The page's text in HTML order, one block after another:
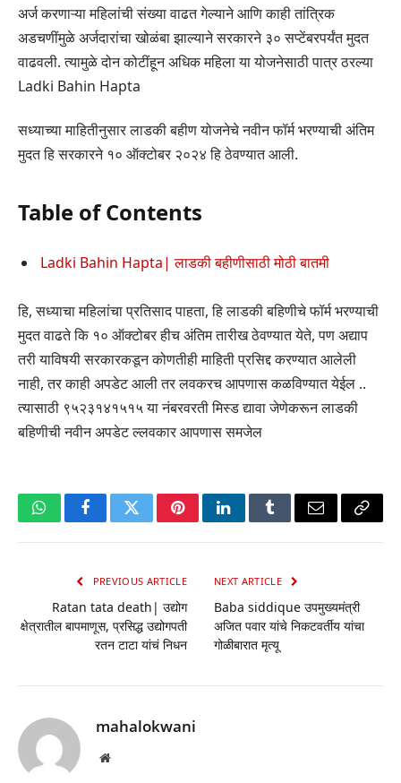
अर्ज करणाऱ्या महिलांची संख्या वाढत गेल्याने आणि काही तांत्रिक
अडचणींमुळे अर्जदारांचा खोळंबा झाल्याने सरकारने ३० सप्टेंबरपर्यंत मुदत
वाढवली. त्यामुळे दोन कोटींहून अधिक महिला या योजनेसाठी पात्र ठरल्या
Ladki Bahin Hapta
सध्याच्या माहितीनुसार लाडकी बहीण योजनेचे नवीन फॉर्म भरण्याची अंतिम
मुदत हि सरकारने १० ऑक्टोबर २०२४ हि ठेवण्यात आली.
Table of Contents
Ladki Bahin Hapta| लाडकी बहीणीसाठी मोठी बातमी
हि, सध्याचा महिलांचा प्रतिसाद पाहता, हि लाडकी बहिणीचे फॉर्म भरण्याची
मुदत वाढते कि १० ऑक्टोबर हीच अंतिम तारीख ठेवण्यात येते, पण अद्याप
तरी याविषयी सरकारकडून कोणतीही माहिती प्रसिद्द करण्यात आलेली
नाही, तर काही अपडेट आली तर लवकरच आपणास कळविण्यात येईल ..
त्यासाठी ९५२३१४१५१५ या नंबरवरती मिस्ड द्यावा जेणेकरून लाडकी
बहिणीची नवीन अपडेट ल्लवकार आपणास समजेल
WhatsAppFacebookTwitterPinterestLinkedInTumblrEmail Copy
PREVIOUS ARTICLE
Ratan tata death| उद्योग
क्षेत्रातील बापमाणूस, प्रसिद्ध उद्योगपती
रतन टाटा यांचं निधन
NEXT ARTICLE
Baba siddique उपमुख्यमंत्री
अजित पवार यांचे निकटवर्तीय यांचा
गोळीबारात मृत्यू
mahalokwani
Website